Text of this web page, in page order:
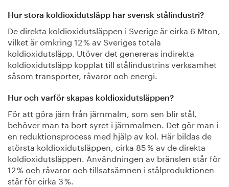
Hur stora koldioxidutsläpp har svensk stålindustri?
De direkta koldioxidutsläppen i Sverige är cirka 6 Mton,
vilket är omkring 12 % av Sveriges totala
koldioxidutsläpp. Utöver det genereras indirekta
koldioxidutsläpp kopplat till stålindustrins verksamhet
såsom transporter, råvaror och energi.
Hur och varför skapas koldioxidutsläppen?
För att göra järn från järnmalm, som sen blir stål,
behöver man ta bort syret i järnmalmen. Det gör man i
en reduktionsprocess med hjälp av kol. Här bildas de
största koldioxidutsläppen, cirka 85 % av de direkta
koldioxidutsläppen. Användningen av bränslen står för
12 % och råvaror och tillsatsämnen i stålproduktionen
står för cirka 3 %.